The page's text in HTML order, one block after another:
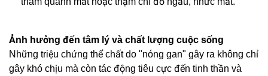
Ảnh hưởng đến tâm lý và chất lượng cuộc sống
Những triệu chứng thể chất do "nóng gan" gây ra không chỉ
gây khó chịu mà còn tác động tiêu cực đến tinh thần và